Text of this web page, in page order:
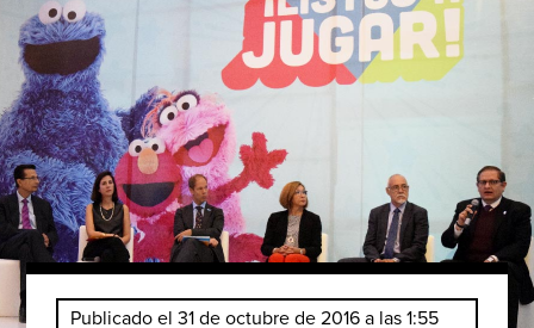
Publicado el 31 de octubre de 2016 a las 1:55